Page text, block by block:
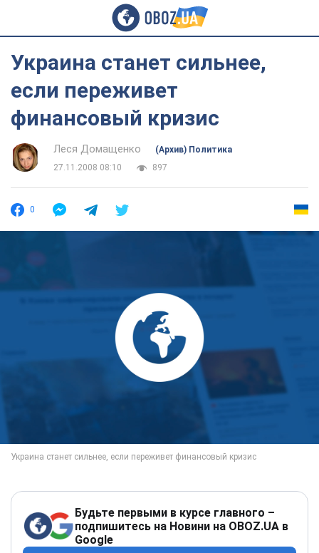
Украина станет сильнее,
если переживет
финансовый кризис
Леся Домащенко
(Архив) Политика
27.11.2008 08:10
897
0
Будьте первыми в курсе главного –
подпишитесь на Новини на OBOZ.UA в
Google